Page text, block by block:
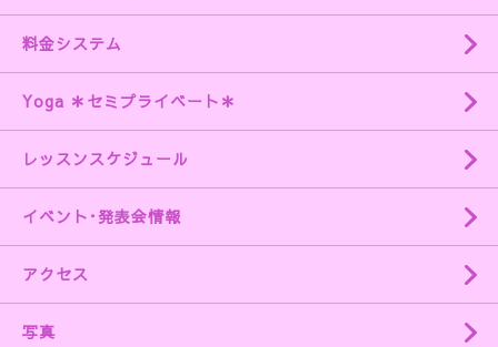
料金システム
Yoga ＊セミプライベート＊
レッスンスケジュール
イベント･発表会情報
アクセス
写真